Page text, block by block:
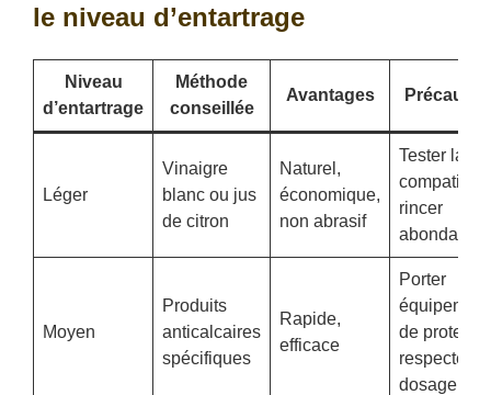
le niveau d’entartrage
Niveau
d’entartrage
Méthode
conseillée
Avantages
Léger
Vinaigre
blanc ou jus
de citron
Naturel,
économique,
non abrasif
Tester la
rincer
Moyen
Produits
anticalcaires
spécifiques
Rapide,
efficace
Porter
équipement
de
respecter
dosage